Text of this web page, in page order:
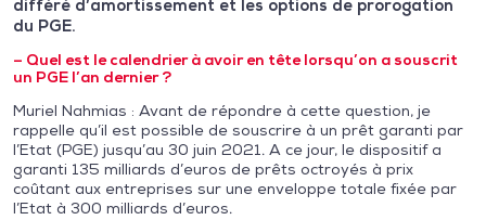
différé d’amortissement et les options de prorogation
du PGE.
– Quel est le calendrier à avoir en tête lorsqu’on a souscrit
un PGE l’an dernier ?
Muriel Nahmias : Avant de répondre à cette question, je
rappelle qu’il est possible de souscrire à un prêt garanti par
l’Etat (PGE) jusqu’au 30 juin 2021. A ce jour, le dispositif a
garanti 135 milliards d’euros de prêts octroyés à prix
coûtant aux entreprises sur une enveloppe totale fixée par
l’Etat à 300 milliards d’euros.